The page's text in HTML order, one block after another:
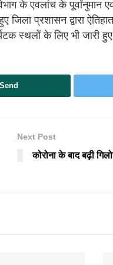
के एवलांच के पूर्वांनुमान
जिला प्रशासन द्वारा
स्थलों के लिए भी जारी
Next Post
कोरोना के बाद बढ़ी